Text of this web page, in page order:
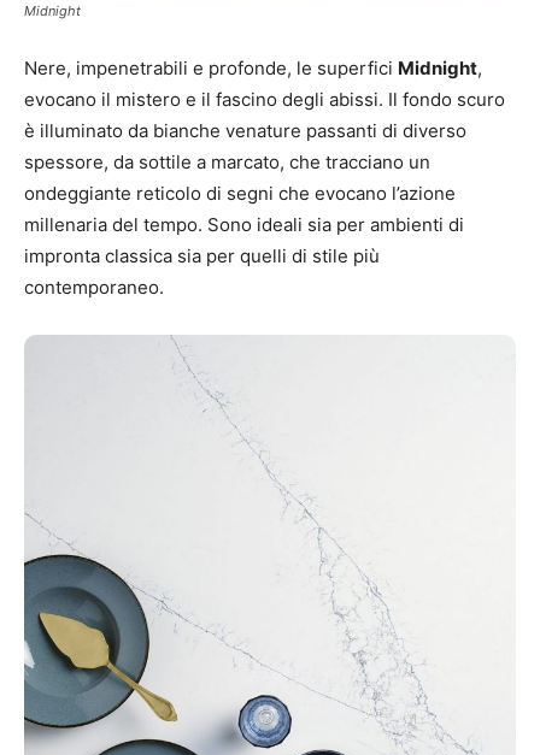
Midnight
Nere, impenetrabili e profonde, le superfici Midnight,
evocano il mistero e il fascino degli abissi. Il fondo scuro
è illuminato da bianche venature passanti di diverso
spessore, da sottile a marcato, che tracciano un
ondeggiante reticolo di segni che evocano l’azione
millenaria del tempo. Sono ideali sia per ambienti di
impronta classica sia per quelli di stile più
contemporaneo.